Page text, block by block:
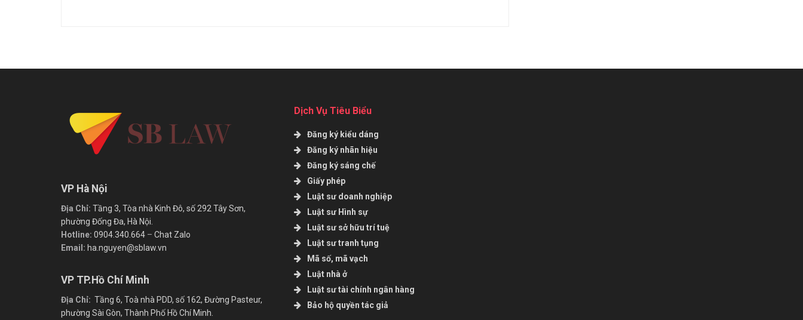
VP Hà Nội
Địa Chỉ: Tầng 3, Tòa nhà Kinh Đô, số 292 Tây Sơn,
phường Đống Đa, Hà Nội.
Hotline: 0904.340.664 – Chat Zalo
Email: ha.nguyen@sblaw.vn
VP TP.Hồ Chí Minh
Địa Chỉ: Tầng 6, Toà nhà PDD, số 162, Đường Pasteur,
phường Sài Gòn, Thành Phố Hồ Chí Minh.
Dịch Vụ Tiêu Biểu
Đăng ký kiểu dáng
Đăng ký nhãn hiệu
Đăng ký sáng chế
Giấy phép
Luật sư doanh nghiệp
Luật sư Hình sự
Luật sư sở hữu trí tuệ
Luật sư tranh tụng
Mã số, mã vạch
Luật nhà ở
Luật sư tài chính ngân hàng
Bảo hộ quyền tác giả